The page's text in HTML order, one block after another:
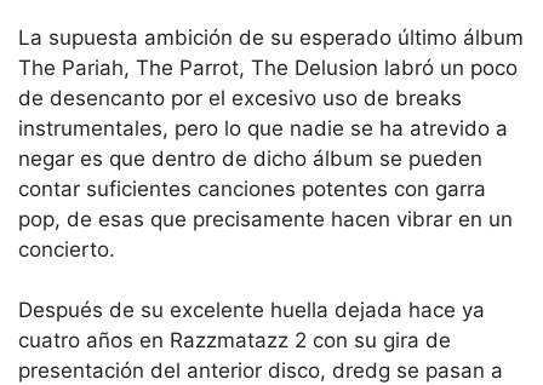
La supuesta ambición de su esperado último álbum
The Pariah, The Parrot, The Delusion labró un poco
de desencanto por el excesivo uso de breaks
instrumentales, pero lo que nadie se ha atrevido a
negar es que dentro de dicho álbum se pueden
contar suficientes canciones potentes con garra
pop, de esas que precisamente hacen vibrar en un
concierto.
Después de su excelente huella dejada hace ya
cuatro años en Razzmatazz 2 con su gira de
presentación del anterior disco, dredg se pasan a